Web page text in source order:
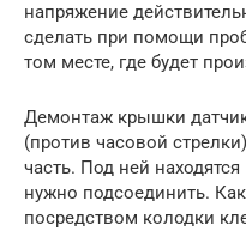
напряжение
сделать при помощи
том месте, где будет
Демонтаж крышки
(против часовой
часть. Под ней
нужно подсоединить.
посредством колодки